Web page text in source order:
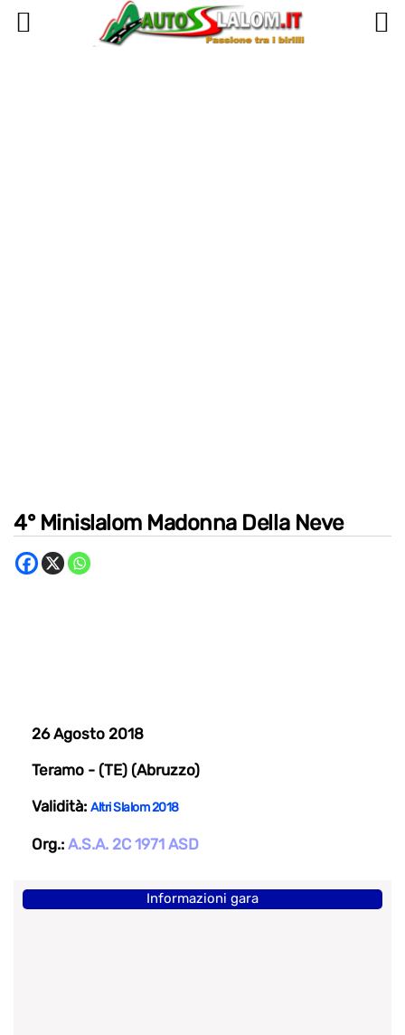
4° Minislalom Madonna Della Neve
26 Agosto 2018
Teramo - (TE) (Abruzzo)
Validità: Altri Slalom 2018
Org.: A.S.A. 2C 1971 ASD
Informazioni gara